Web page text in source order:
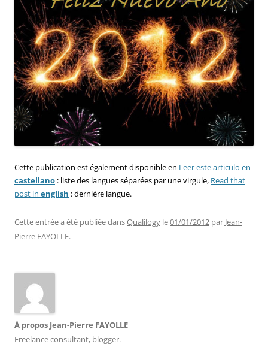
Cette publication est également disponible en Leer este articulo en
castellano : liste des langues séparées par une virgule, Read that
post in english : dernière langue.
Cette entrée a été publiée dansQualilogy le01/01/2012 par Jean-
Pierre FAYOLLE.
À propos Jean-Pierre FAYOLLE
Freelance consultant, blogger.